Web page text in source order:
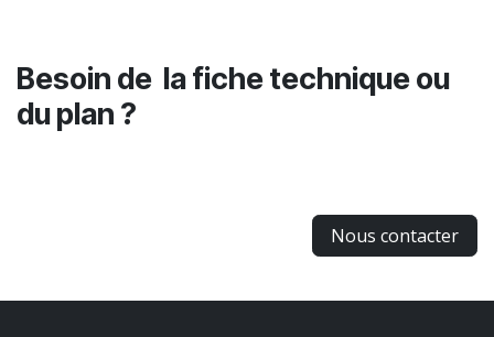
Besoin de la fiche technique ou
du plan ?
Nous contacter